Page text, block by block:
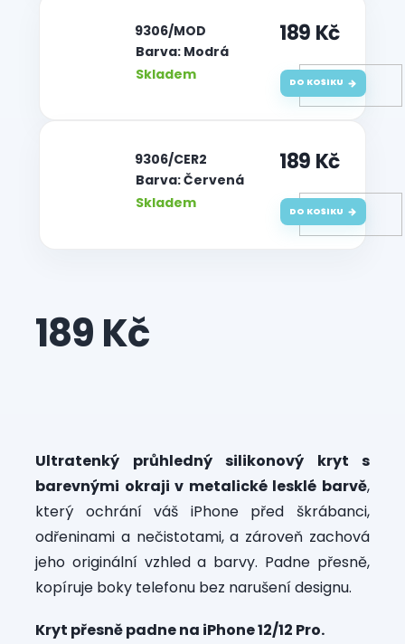
Barva: Modrá
Skladem
| 9306/MOD 189 Kč
DO KOŠÍKU
Barva: Červená
Skladem
| 9306/CER2 189 Kč
DO KOŠÍKU
189 Kč
Ultratenký průhledný silikonový kryt s
barevnými okraji v metalické lesklé barvě,
který ochrání váš iPhone před škrábanci,
odřeninami a nečistotami, a zároveň zachová
jeho originální vzhled a barvy. Padne přesně,
kopíruje boky telefonu bez narušení designu.
Kryt přesně padne na iPhone 12/12 Pro.